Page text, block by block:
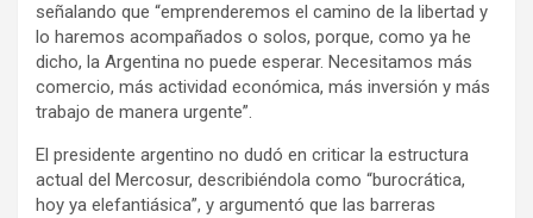
señalando que “emprenderemos el camino de la libertad y
lo haremos acompañados o solos, porque, como ya he
dicho, la Argentina no puede esperar. Necesitamos más
comercio, más actividad económica, más inversión y más
trabajo de manera urgente”.
El presidente argentino no dudó en criticar la estructura
actual del Mercosur, describiéndola como “burocrática,
hoy ya elefantiásica”, y argumentó que las barreras